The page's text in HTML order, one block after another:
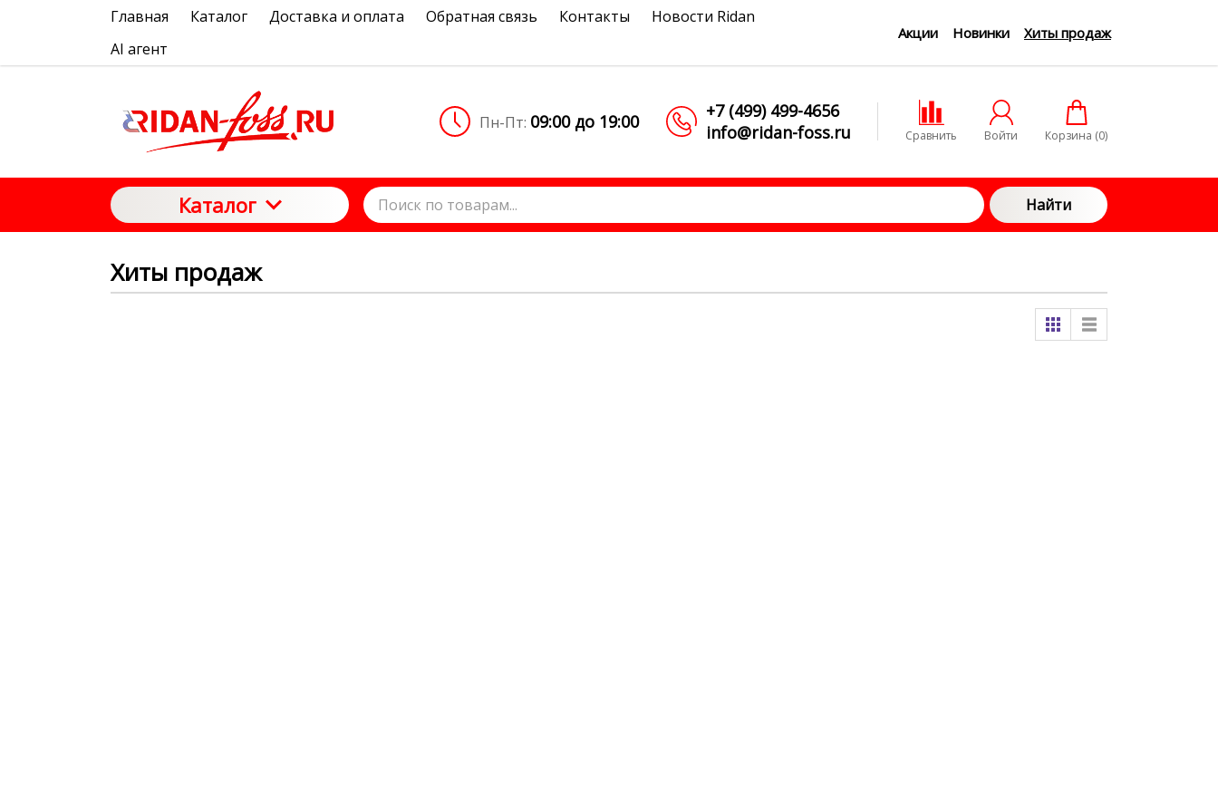
Главная Каталог Доставка и оплата Обратная связь Контакты
Новости Ridan
AI агент
Акции Новинки Хиты продаж
Пн-Пт: 09:00 до 19:00
+7 (499) 499-4656
info@ridan-foss.ru
Сравнить Войти Корзина (0)
Каталог Найти
Хиты продаж